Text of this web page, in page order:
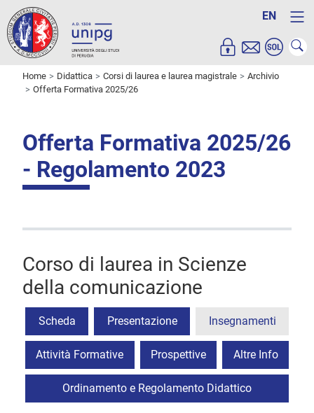
EN
Home Didattica Corsi di laurea e laurea magistrale
Archivio
Offerta Formativa 2025/26
Offerta Formativa 2025/26
- Regolamento 2023
Corso di laurea in Scienze
della comunicazione
Scheda Presentazione Insegnamenti
Attività Formative Prospettive Altre Info
Ordinamento e Regolamento Didattico